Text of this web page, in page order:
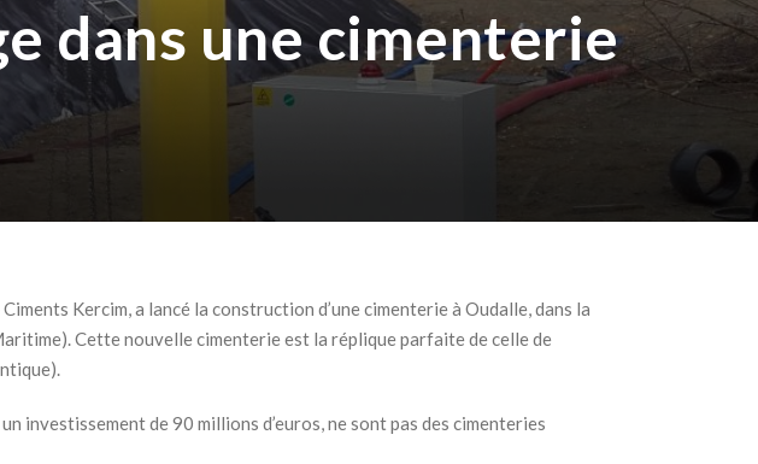
dans une cimenterie
Kercim, a lancé la construction d’une cimenterie à Oudalle, dans la
Cette nouvelle cimenterie est la réplique parfaite de celle de
investissement de 90 millions d’euros, ne sont pas des cimenteries